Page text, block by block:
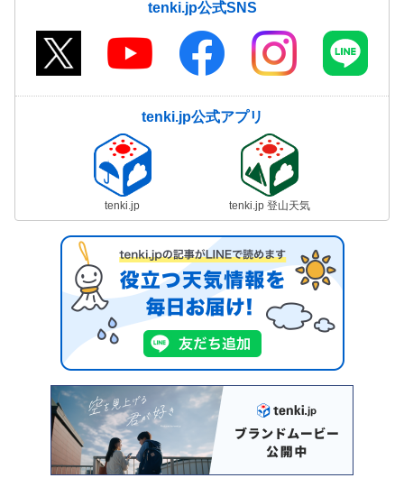
tenki.jp公式SNS
tenki.jp公式アプリ
tenki.jp tenki.jp 登山天気